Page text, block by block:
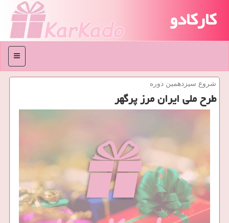
کارکادو
منو
شروع سیزدهمین دوره
طرح ملی ایران مرز پرگهر